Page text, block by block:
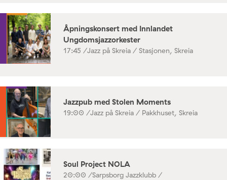
Åpningskonsert med Innlandet
Ungdomsjazzorkester
17:45 /Jazz på Skreia / Stasjonen, Skreia
Jazzpub med Stolen Moments
19:00 /Jazz på Skreia / Pakkhuset, Skreia
Soul Project NOLA
20:00 /Sarpsborg Jazzklubb /